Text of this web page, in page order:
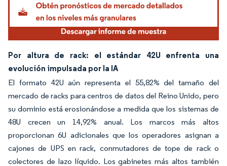
Por altura de rack: el estándar 42U enfrenta una
evolución impulsada por la IA
El formato 42U aún representa el 55,82% del tamaño del
mercado de racks para centros de datos del Reino Unido, pero
su dominio está erosionándose a medida que los sistemas de
48U crecen un 14,92% anual. Los marcos más altos
proporcionan 6U adicionales que los operadores asignan a
cajones de UPS en rack, conmutadores de tope de rack o
colectores de lazo líquido. Los gabinetes más altos también